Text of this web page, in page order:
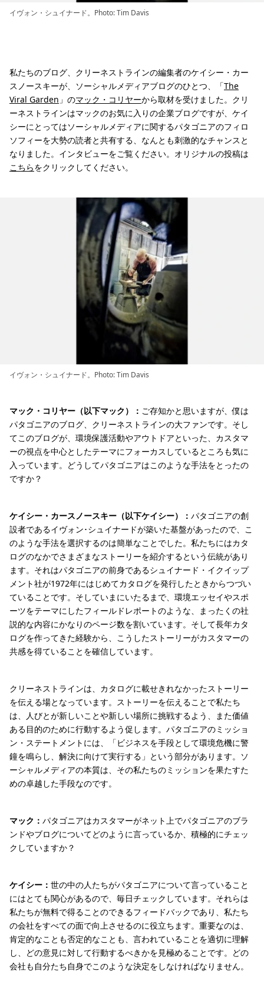
イヴォン・シュイナード。Photo: Tim Davis
私たちのブログ、クリーネストラインの編集者のケイシー・カー
スノースキーが、ソーシャルメディアブログのひとつ、「The
Viral Garden 」のマック・コリヤーから取材を受けました。クリ
ーネストラインはマックのお気に入りの企業ブログですが、ケイ
シーにとってはソーシャルメディアに関するパタゴニアのフィロ
ソフィーを大勢の読者と共有する、なんとも刺激的なチャンスと
なりました。インタビューをご覧ください。オリジナルの投稿は
こちらをクリックしてください。
イヴォン・シュイナード。Photo: Tim Davis
マック・コリヤー（以下マック）： ご存知かと思いますが、僕は
パタゴニアのブログ、クリーネストラインの大ファンです。そし
てこのブログが、環境保護活動やアウトドアといった、カスタマ
ーの視点を中心としたテーマにフォーカスしているところも気に
入っています。どうしてパタゴニアはこのような手法をとったの
ですか？
ケイシー・カースノースキー（以下ケイシー）： パタゴニアの創
設者であるイヴォン･シュイナードが築いた基盤があったので、こ
のような手法を選択するのは簡単なことでした。私たちにはカタ
ログのなかでさまざまなストーリーを紹介するという伝統があり
ます。それはパタゴニアの前身であるシュイナード・イクイップ
メント社が1972年にはじめてカタログを発行したときからつづい
ていることです。そしていまにいたるまで、環境エッセイやスポ
ーツをテーマにしたフィールドレポートのような、まったくの社
説的な内容にかなりのページ数を割いています。そして長年カタ
ログを作ってきた経験から、こうしたストーリーがカスタマーの
共感を得ていることを確信しています。
クリーネストラインは、カタログに載せきれなかったストーリー
を伝える場となっています。ストーリーを伝えることで私たち
は、人びとが新しいことや新しい場所に挑戦するよう、また価値
ある目的のために行動するよう促します。パタゴニアのミッショ
ン・ステートメントには、「ビジネスを手段として環境危機に警
鐘を鳴らし、解決に向けて実行する」という部分があります。ソ
ーシャルメディアの本質は、その私たちのミッションを果たすた
めの卓越した手段なのです。
マック： パタゴニアはカスタマーがネット上でパタゴニアのブラ
ンドやブログについてどのように言っているか、積極的にチェッ
クしていますか？
ケイシー： 世の中の人たちがパタゴニアについて言っていること
にはとても関心があるので、毎日チェックしています。それらは
私たちが無料で得ることのできるフィードバックであり、私たち
の会社をすべての面で向上させるのに役立ちます。重要なのは、
肯定的なことも否定的なことも、言われていることを適切に理解
し、どの意見に対して行動するべきかを見極めることです。どの
会社も自分たち自身でこのような決定をしなければなりません。